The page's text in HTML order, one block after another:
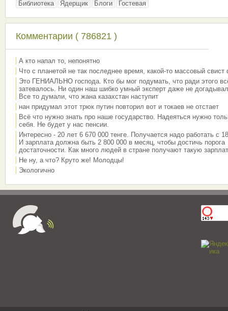
Библиотека
Ядерщик Блоги Гостевая
Комментарии ( 786821 )
А кто напал то, непонятно
Что с планетой не так последнее время, какой-то массовый свист
Это ГЕНИАЛЬНО господа. Кто бы мог подумать, что ради этого
затевалось. Ни один наш шибко умный эксперт даже не
Все то думали, что жана казахстан наступит
нан придумал этот трюк путин повторил вот и токаев не отстает
Всё что нужно знать про наше государство. Надеяться нужно
себя. Не будет у нас пенсии.
Интересно - 20 лет 6 670 000 тенге. Получается надо работать с
И зарплата должна быть 2 800 000 в месяц, чтобы достичь порога
достаточности. Как много людей в стране получают такую
Не ну, а что? Круто же! Молодцы!
Экологично